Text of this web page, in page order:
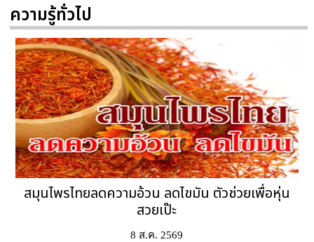
ความรู้ทั่วไป
สมุนไพรไทยลดความอ้วน ลดไขมัน ตัวช่วยเพื่อหุ่น
สวยเป๊ะ
8 ส.ค. 2569